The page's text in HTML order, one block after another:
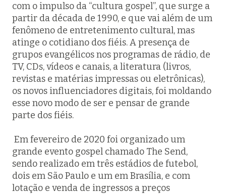
com o impulso da “cultura gospel”, que surge a
partir da década de 1990, e que vai além de um
fenômeno de entretenimento cultural, mas
atinge o cotidiano dos fiéis. A presença de
grupos evangélicos nos programas de rádio, de
TV, CDs, vídeos e canais, a literatura (livros,
revistas e matérias impressas ou eletrônicas),
os novos influenciadores digitais, foi moldando
esse novo modo de ser e pensar de grande
parte dos fiéis.
Em fevereiro de 2020 foi organizado um
grande evento gospel chamado The Send,
sendo realizado em três estádios de futebol,
dois em São Paulo e um em Brasília, e com
lotação e venda de ingressos a preços